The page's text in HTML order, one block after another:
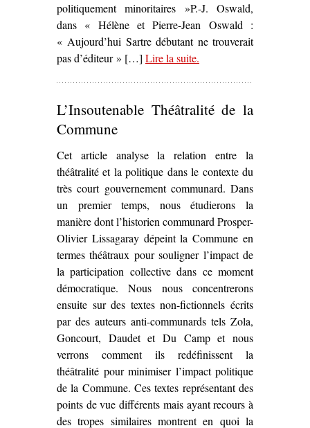
politiquement minoritaires »P.-J. Oswald,
dans « Hélène et Pierre-Jean Oswald :
« Aujourd’hui Sartre débutant ne trouverait
pas d’éditeur » […] Lire la suite– ‘Quatre pièces sur la
.
L’Insoutenable Théâtralité de la
Commune
Cet article analyse la relation entre la
théâtralité et la politique dans le contexte du
très court gouvernement communard. Dans
un premier temps, nous étudierons la
manière dont l’historien communard Prosper-
Olivier Lissagaray dépeint la Commune en
termes théâtraux pour souligner l’impact de
la participation collective dans ce moment
démocratique. Nous nous concentrerons
ensuite sur des textes non-fictionnels écrits
par des auteurs anti-communards tels Zola,
Goncourt, Daudet et Du Camp et nous
verrons comment ils redéfinissent la
théâtralité pour minimiser l’impact politique
de la Commune. Ces textes représentant des
points de vue différents mais ayant recours à
des tropes similaires montrent en quoi la